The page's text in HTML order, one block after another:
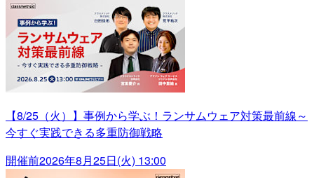
【8/25（火）】事例から学ぶ！ランサムウェア対策最前線～
今すぐ実践できる多重防御戦略
開催前2026年8月25日(火) 13:00